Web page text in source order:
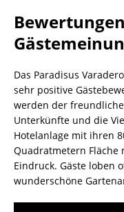
Das Paradisus
sehr positive
werden der
Unterkünfte und die
Hotelanlage mit ihren
Quadratmetern Fläche
Eindruck. Gäste loben
wunderschöne